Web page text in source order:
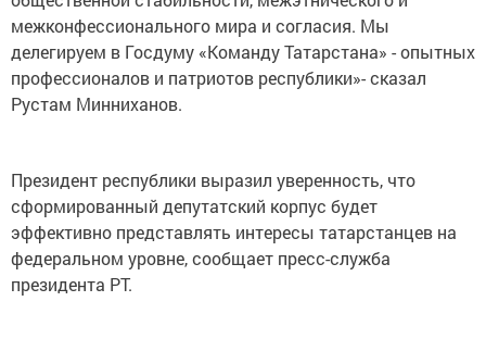
межконфессионального мира и согласия. Мы
делегируем в Госдуму «Команду Татарстана» - опытных
профессионалов и патриотов республики»- сказал
Рустам Минниханов.
Президент республики выразил уверенность, что
сформированный депутатский корпус будет
эффективно представлять интересы татарстанцев на
федеральном уровне, сообщает пресс-служба
президента РТ.